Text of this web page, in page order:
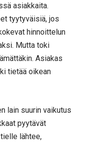
asiakkaita.
tyytyväisiä, jos
hinnoittelun
Mutta toki
Asiakas
tietää oikean
lain suurin vaikutus
pyytävät
lähtee,